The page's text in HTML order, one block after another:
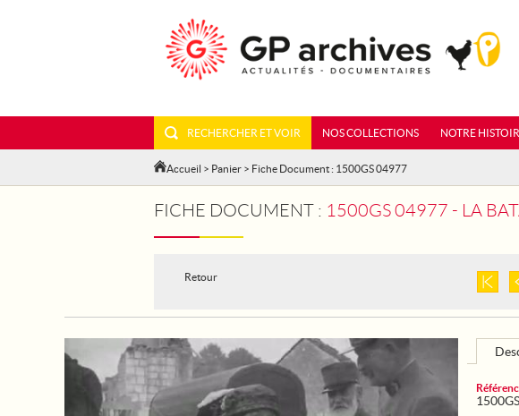
RECHERCHER ET VOIR NOS COLLECTIONS NOTRE
Accueil > Panier > Fiche Document : 1500GS 04977
FICHE DOCUMENT : 1500GS 04977 - LA
Retour